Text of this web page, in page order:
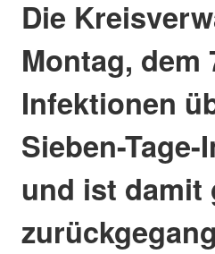
Die
Montag, dem
Infektionen
Sieben-
und ist damit